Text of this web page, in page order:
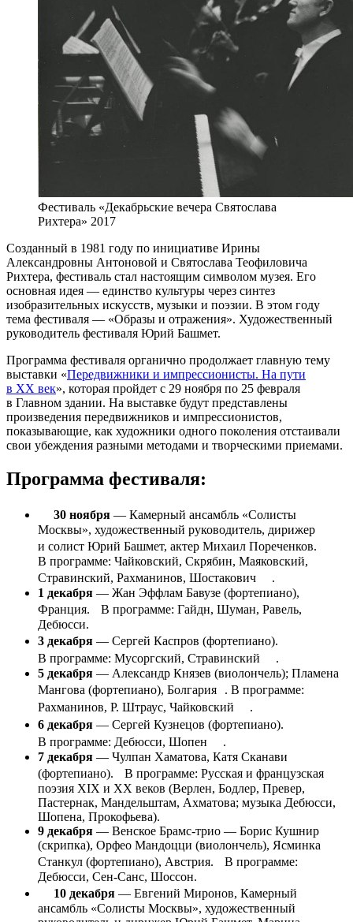
Фестиваль «Декабрьские вечера Святослава
Рихтера» 2017
Созданный в 1981 году по инициативе Ирины
Александровны Антоновой и Святослава Теофиловича
Рихтера, фестиваль стал настоящим символом музея. Его
основная идея — единство культуры через синтез
изобразительных искусств, музыки и поэзии. В этом году
тема фестиваля — «Образы и отражения». Художественный
руководитель фестиваля Юрий Башмет.
Программа фестиваля органично продолжает главную тему
выставки «Передвижники и импрессионисты. На пути
в XX век», которая пройдет с 29 ноября по 25 февраля
в Главном здании. На выставке будут представлены
произведения передвижников и импрессионистов,
показывающие, как художники одного поколения отстаивали
свои убеждения разными методами и творческими приемами.
Программа фестиваля:
30 ноября — Камерный ансамбль «Солисты
Москвы», художественный руководитель, дирижер
и солист Юрий Башмет, актер Михаил Пореченков.
В программе: Чайковский, Скрябин, Маяковский,
Стравинский, Рахманинов, Шостакович .
1 декабря — Жан Эффлам Бавузе (фортепиано),
Франция. В программе: Гайдн, Шуман, Равель,
Дебюсси.
3 декабря — Сергей Каспров (фортепиано).
В программе: Мусоргский, Стравинский .
5 декабря — Александр Князев (виолончель); Пламена
Мангова (фортепиано), Болгария . В программе:
Рахманинов, Р. Штраус, Чайковский .
6 декабря — Сергей Кузнецов (фортепиано).
В программе: Дебюсси, Шопен .
7 декабря — Чулпан Хаматова, Катя Сканави
(фортепиано). В программе: Русская и французская
поэзия XIX и XX веков (Верлен, Бодлер, Превер,
Пастернак, Мандельштам, Ахматова; музыка Дебюсси,
Шопена, Прокофьева).
9 декабря — Венское Брамс-трио — Борис Кушнир
(скрипка), Орфео Мандоцци (виолончель), Ясминка
Станкул (фортепиано), Австрия. В программе:
Дебюсси, Сен-Санс, Шоссон.
10 декабря — Евгений Миронов, Камерный
ансамбль «Солисты Москвы», художественный